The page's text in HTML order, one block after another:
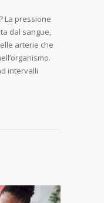
La pressione
dal sangue,
arterie che
intervalli